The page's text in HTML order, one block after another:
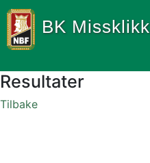
BK Missklikk
Resultater
Tilbake